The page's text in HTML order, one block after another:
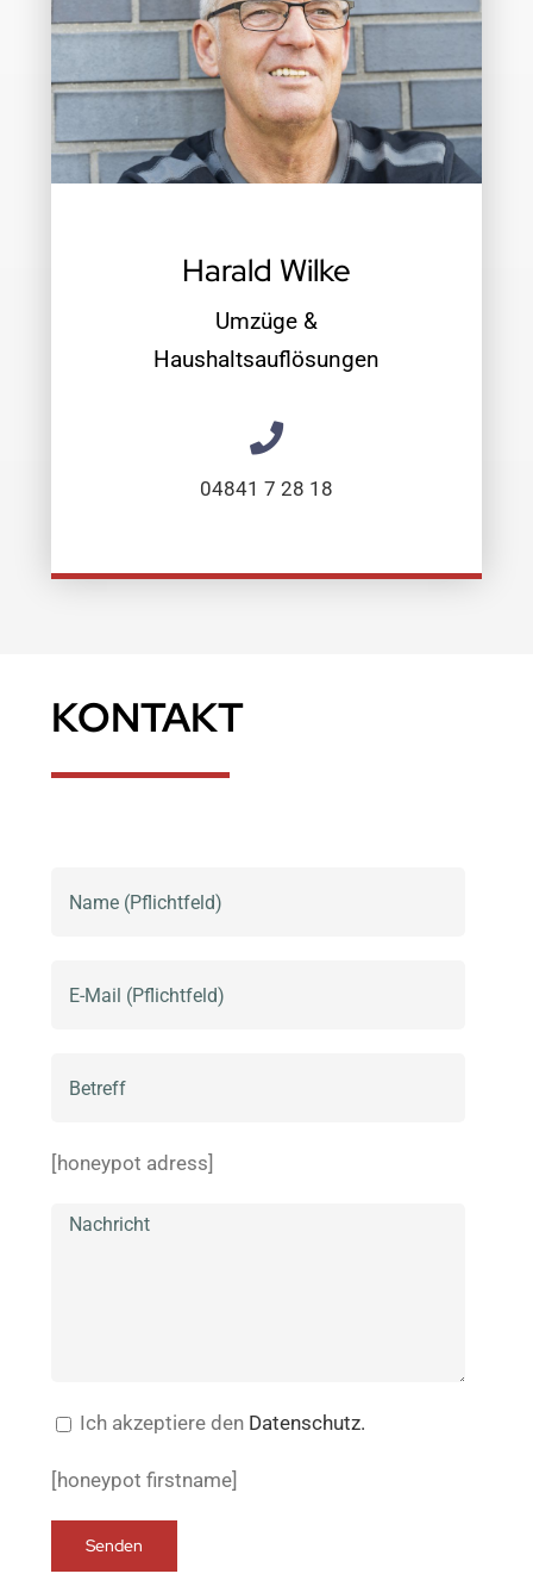
Harald Wilke
Umzüge &
Haushaltsauflösungen
04841 7 28 18
KONTAKT
[honeypot adress]
Ich akzeptiere den Datenschutz.
[honeypot firstname]